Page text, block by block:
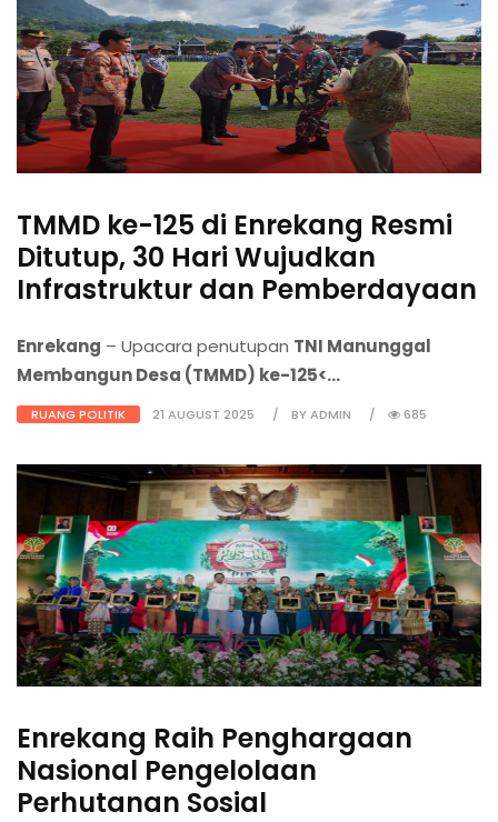
TMMD ke-125 di Enrekang Resmi
Ditutup, 30 Hari Wujudkan
Infrastruktur dan Pemberdayaan
Enrekang – Upacara penutupan TNI Manunggal
Membangun Desa (TMMD) ke-125<...
RUANG POLITIK 21 AUGUST 2025 BY ADMIN 685
Enrekang Raih Penghargaan
Nasional Pengelolaan
Perhutanan Sosial